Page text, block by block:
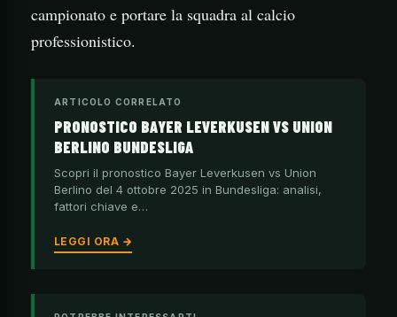
campionato e portare la squadra al calcio
professionistico.
ARTICOLO CORRELATO
PRONOSTICO BAYER LEVERKUSEN VS UNION
BERLINO BUNDESLIGA
Scopri il pronostico Bayer Leverkusen vs Union
Berlino del 4 ottobre 2025 in Bundesliga: analisi,
fattori chiave e…
LEGGI ORA →